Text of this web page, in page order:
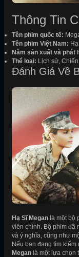
Thông Tin
Tên phim quốc tế:
Tên phim Việt Nam:
Năm sản xuất và phát
Thể loại: Lịch sử,
Đánh Giá Về
Hạ Sĩ Megan là một bộ
viên chính. Bộ phim đã
và ý nghĩa, cũng như
Nếu bạn đang tìm kiếm
Megan là một lựa chọn